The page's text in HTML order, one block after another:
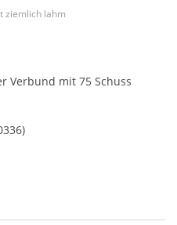
ziemlich lahm
Verbund mit 75 Schuss